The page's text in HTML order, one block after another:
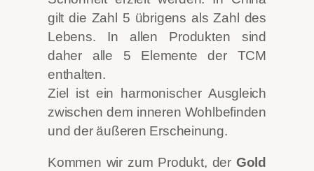
gilt die Zahl 5 übrigens als Zahl des
Lebens. In allen Produkten sind
daher alle 5 Elemente der TCM
enthalten.
Ziel ist ein harmonischer Ausgleich
zwischen dem inneren Wohlbefinden
und der äußeren Erscheinung.
Kommen wir zum Produkt, der Gold